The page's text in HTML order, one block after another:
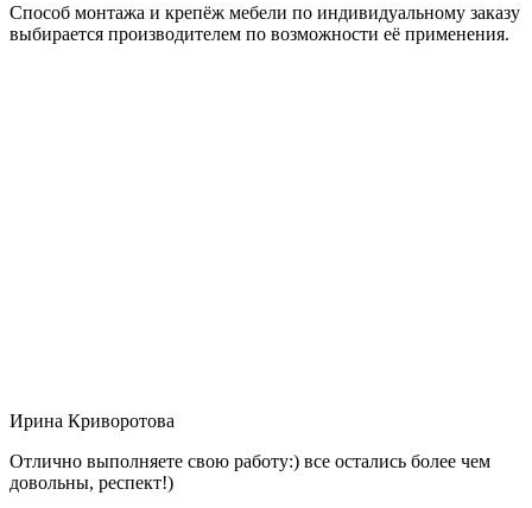
Способ монтажа и крепёж мебели по индивидуальному заказу
выбирается производителем по возможности её применения.
Ирина Криворотова
Отлично выполняете свою работу:) все остались более чем
довольны, респект!)